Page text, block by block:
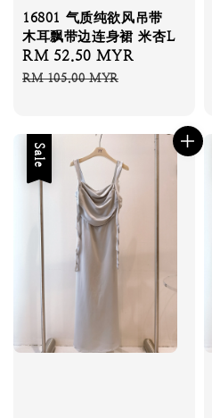
16801 气质纯欲风吊带
木耳飘带边连身裙 米杏L
Sale
price
RM 52.50 MYR
RM 105.00 MYR
Sale